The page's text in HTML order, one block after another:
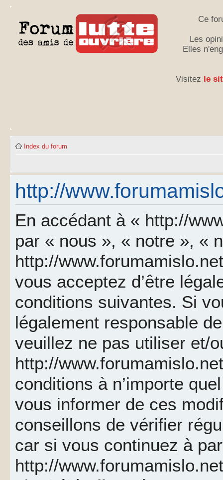
Ce
Les
Elles
Visitez le
Index du forum
http://
En accédant à « http://
par « nous », « notre », «
http://
vous acceptez d’être
conditions suivantes. Si
légalement responsable
veuillez ne pas utiliser et/
http://
conditions à n’importe
vous informer de ces
conseillons de vérifier
car si vous continuez à
http://